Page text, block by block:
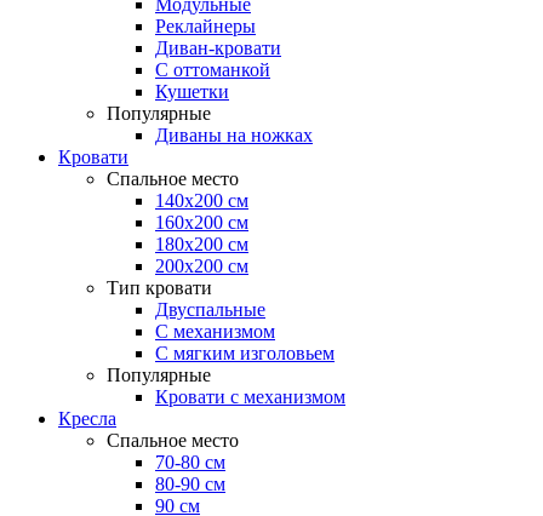
Модульные
Реклайнеры
Диван-кровати
С оттоманкой
Кушетки
Популярные
Диваны на ножках
Кровати
Спальное место
140х200 см
160х200 см
180х200 см
200х200 см
Тип кровати
Двуспальные
С механизмом
С мягким изголовьем
Популярные
Кровати с механизмом
Кресла
Спальное место
70-80 см
80-90 см
90 см